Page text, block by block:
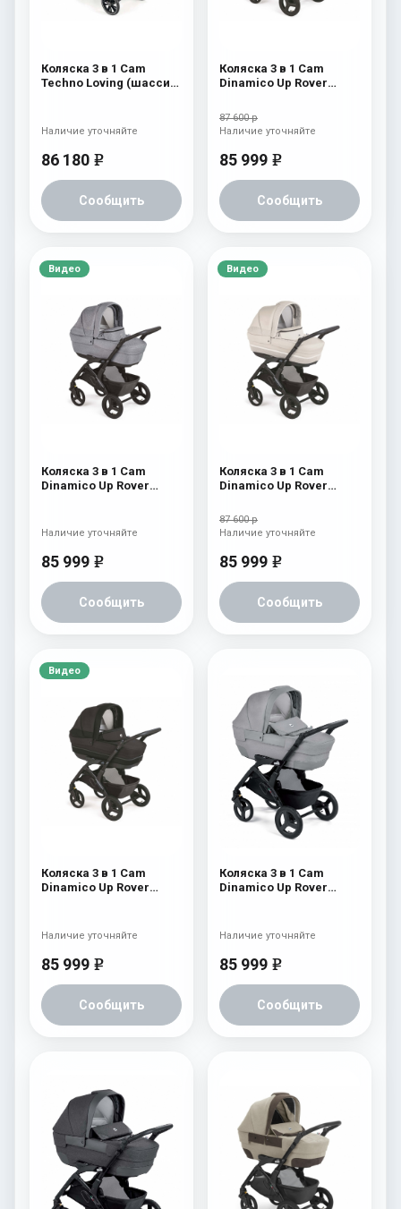
Коляска 3 в 1 Cam
Techno Loving (шасси
86 180 e
Сообщить
Наличие уточняйте
Коляска 3 в 1 Cam
Dinamico Up Rover
87 600 р
85 999 e
Сообщить
Наличие уточняйте
Видео
Коляска 3 в 1 Cam
Dinamico Up Rover
85 999 e
Сообщить
Наличие уточняйте
Видео
Коляска 3 в 1 Cam
Dinamico Up Rover
87 600 р
85 999 e
Сообщить
Наличие уточняйте
Видео
Коляска 3 в 1 Cam
Dinamico Up Rover
85 999 e
Сообщить
Наличие уточняйте
Коляска 3 в 1 Cam
Dinamico Up Rover
85 999 e
Сообщить
Наличие уточняйте